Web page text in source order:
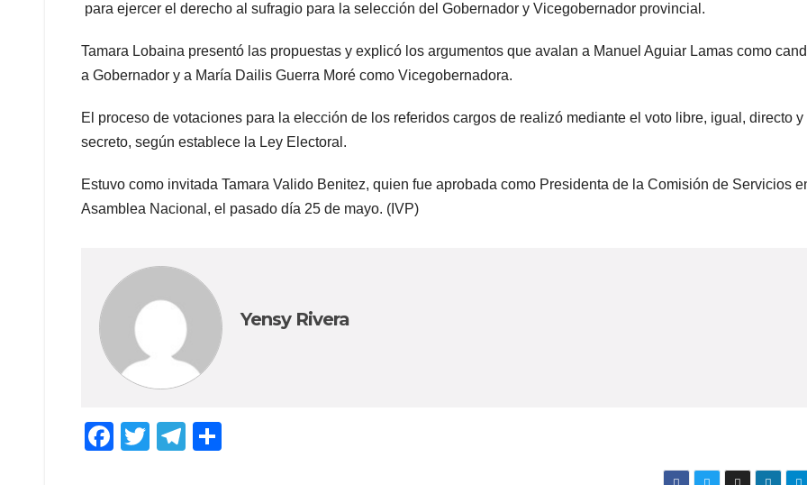
para ejercer el derecho al sufragio para la selección del Gobernador y Vicegobernador provincial.
Tamara Lobaina presentó las propuestas y explicó los argumentos que avalan a Manuel Aguiar Lamas como
a Gobernador y a María Dailis Guerra Moré como Vicegobernadora.
El proceso de votaciones para la elección de los referidos cargos de realizó mediante el voto libre, igual, directo y
secreto, según establece la Ley Electoral.
Estuvo como invitada Tamara Valido Benitez, quien fue aprobada como Presidenta de la Comisión de Servicios
Asamblea Nacional, el pasado día 25 de mayo. (IVP)
Yensy Rivera
F
T
T